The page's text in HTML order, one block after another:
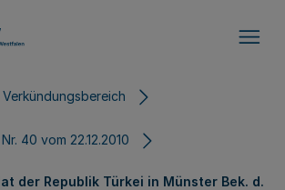
Verkündungsbereich
40 vom 22.12.2010
der Republik Türkei in Münster Bek. d.